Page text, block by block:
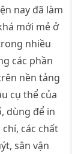
nay đã làm
mới mẻ ở
nhiều
các phần
nền tảng
cụ thể của
dùng để in
các chất
sân vận